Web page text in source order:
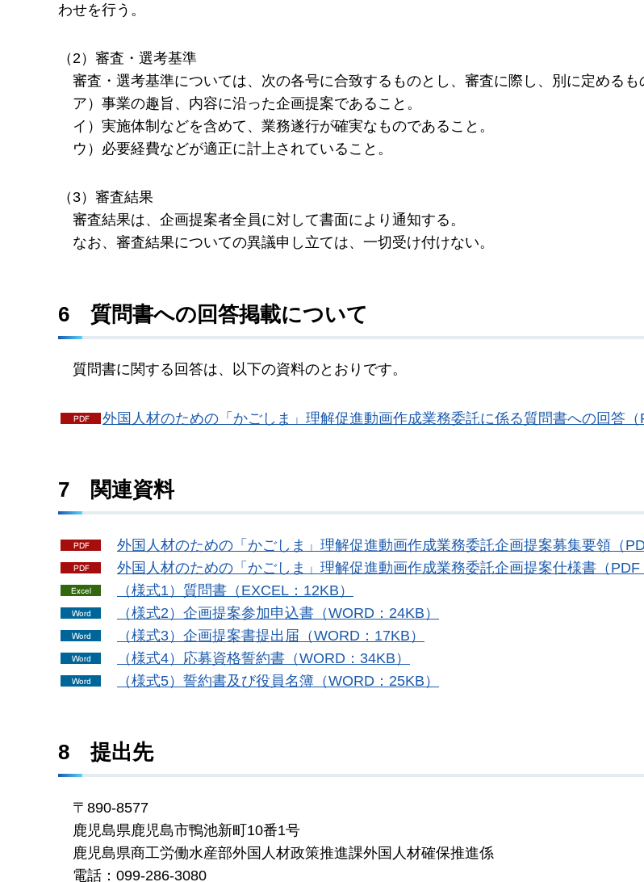
わせを行う。
（2）審査・選考基準
審査・選考基準については、次の各号に合致するものとし、審査に際し、別に定めるも
ア ）事業の趣旨、内容に沿った企画提案であること。
イ ）実施体制などを含めて、業務遂行が確実なものであること。
ウ ）必要経費などが適正に計上されていること。
（3）審査結果
審査結果は、企画提案者全員に対して書面により通知する。
なお、審査結果についての異議申し立ては、一切受け付けない。
6 質問書への回答掲載について
質問書に関する回答は、以下の資料のとおりです。
外国人材のための「かごしま」理解促進動画作成業務委託に係る質問書への回答（
7 関連資料
外国人材のための「かごしま」理解促進動画作成業務委託企画提案募集要領（
外国人材のための「かごしま」理解促進動画作成業務委託企画提案仕様書（PDF
（様式1）質問書（EXCEL：12KB）
（様式2）企画提案参加申込書（WORD：24KB）
（様式3）企画提案書提出届（WORD：17KB）
（様式4）応募資格誓約書（WORD：34KB）
（様式5）誓約書及び役員名簿（WORD：25KB）
8 提出先
〒 890-8577
鹿児島県鹿児島市鴨池新町10番1号
鹿児島県商工労働水産部外国人材政策推進課外国人材確保推進係
電話：099-286-3080